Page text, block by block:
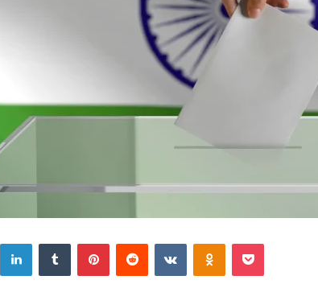
LinkedInTumblrPinterestRedditVKontakteOdnoklassniki
Pocket